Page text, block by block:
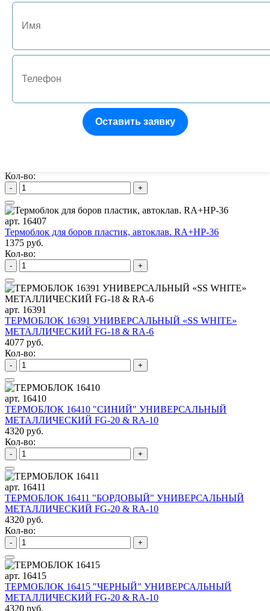
Кол-во:
№10 Термоблок 15HP/File
Кол-во:
+
Кол-во:
- +
арт. 16407
Термоблок для боров пластик, автоклав. RA+HP-36
1375 руб.
Кол-во:
- +
арт. 16391
ТЕРМОБЛОК 16391 УНИВЕРСАЛЬНЫЙ «SS WHITE»
МЕТАЛЛИЧЕСКИЙ FG-18 & RA-6
4077 руб.
Кол-во:
- +
арт. 16410
ТЕРМОБЛОК 16410 "СИНИЙ" УНИВЕРСАЛЬНЫЙ
МЕТАЛЛИЧЕСКИЙ FG-20 & RA-10
4320 руб.
Кол-во:
- +
арт. 16411
ТЕРМОБЛОК 16411 "БОРДОВЫЙ" УНИВЕРСАЛЬНЫЙ
МЕТАЛЛИЧЕСКИЙ FG-20 & RA-10
4320 руб.
Кол-во:
- +
арт. 16415
ТЕРМОБЛОК 16415 "ЧЕРНЫЙ" УНИВЕРСАЛЬНЫЙ
МЕТАЛЛИЧЕСКИЙ FG-20 & RA-10
4320 руб.
Оставить заявку